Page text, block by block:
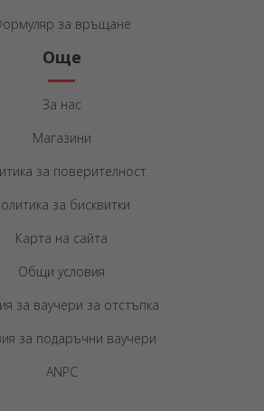
за връщане
Още
За нас
Магазини
за поверителност
за бисквитки
Карта на сайта
Общи условия
за ваучери за отстъпка
за подаръчни ваучери
ANPC